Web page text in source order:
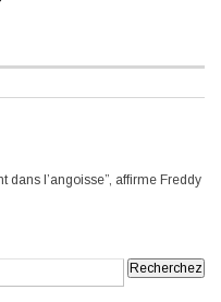
dans l’angoisse”, affirme Freddy